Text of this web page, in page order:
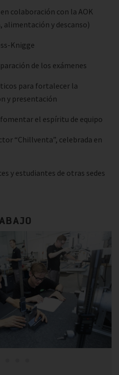
colaboración con la AOK
y descanso)
Knigge
de los exámenes
para fortalecer la
y presentación
el espíritu de equipo
“Chillventa”, celebrada en
y estudiantes de otras sedes